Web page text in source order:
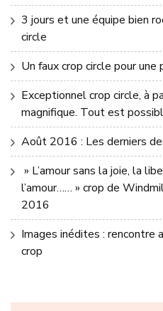
3 jours et une équipe bien
circle
Un faux crop circle pour une
Exceptionnel crop circle, à
magnifique. Tout est
Août 2016 : Les derniers
» L’amour sans la joie, la
l’amour…… » crop de
2016
Images inédites : rencontre
crop